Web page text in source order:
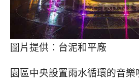
圖片提供：台泥和平廠
園區中央設置雨水循環的音樂